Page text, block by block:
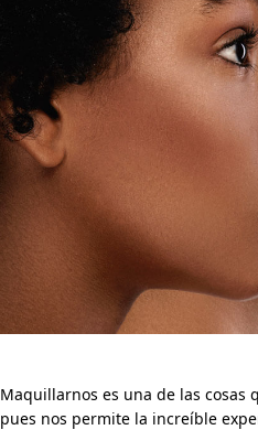
Maquillarnos es una de las cosas
pues nos permite la increíble